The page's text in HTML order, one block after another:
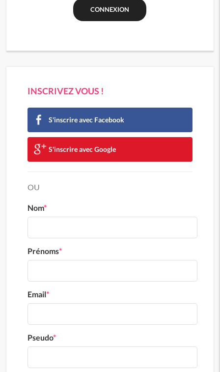
INSCRIVEZ VOUS !
S'inscrire avec Facebook
S'inscrire avec Google
OU
Nom*
Prénoms*
Email*
Pseudo*